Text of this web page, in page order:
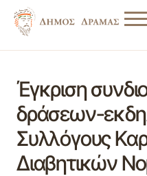
Έγκριση
δράσεων-
Συλλόγους
Διαβητικών